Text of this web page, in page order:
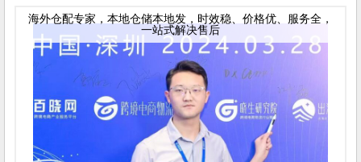
海外仓配专家，本地仓储本地发，时效稳、价格优、服务全，
一站式解决售后